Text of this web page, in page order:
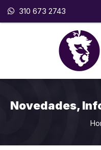
310 673 2743
Novedades,